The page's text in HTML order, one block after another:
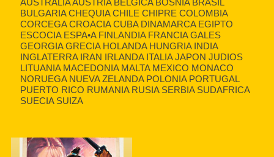
AUSTRALIA AUSTRIA BELGICA BOSNIA BRASIL
BULGARIA CHEQUIA CHILE CHIPRE COLOMBIA
CORCEGA CROACIA CUBA DINAMARCA EGIPTO
ESCOCIA ESPA•A FINLANDIA FRANCIA GALES
GEORGIA GRECIA HOLANDA HUNGRIA INDIA
INGLATERRA IRAN IRLANDA ITALIA JAPON JUDIOS
LITUANIA MACEDONIA MALTA MEXICO MONACO
NORUEGA NUEVA ZELANDA POLONIA PORTUGAL
PUERTO RICO RUMANIA RUSIA SERBIA SUDAFRICA
SUECIA SUIZA